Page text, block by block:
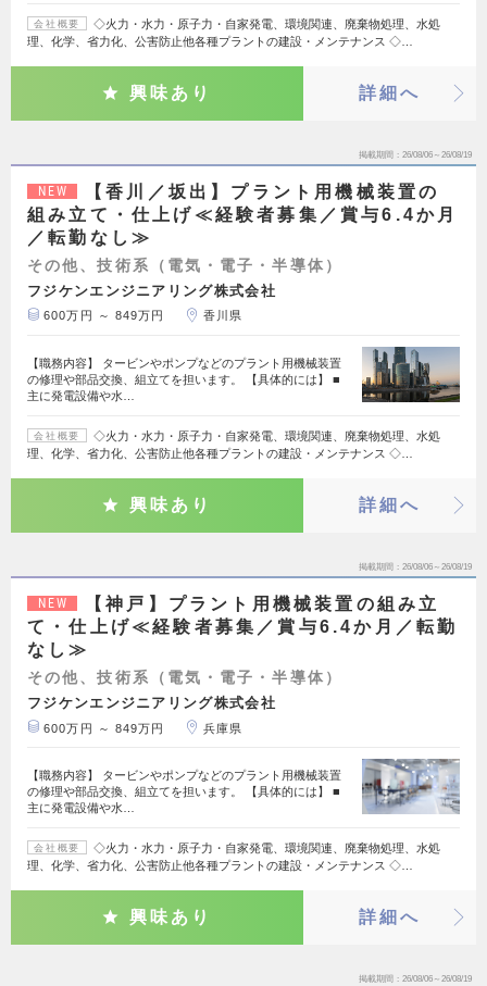
会社概要
◇火力・水力・原子力・自家発電、環境関連、廃棄物処理、水処
理、化学、省力化、公害防止他各種プラントの建設・メンテナンス ◇…
興味あり 詳細へ
掲載期間 26/08/06～26/08/19
NEW
【香川／坂出】プラント用機械装置の
組み立て・仕上げ≪経験者募集／賞与6.4か月
／転勤なし≫
その他、技術系（電気・電子・半導体）
フジケンエンジニアリング株式会社
600万円 ～ 849万円 香川県
【職務内容】 タービンやポンプなどのプラント用機械装置
の修理や部品交換、組立てを担います。 【具体的には】 ■
主に発電設備や水…
会社概要
◇火力・水力・原子力・自家発電、環境関連、廃棄物処理、水処
理、化学、省力化、公害防止他各種プラントの建設・メンテナンス ◇…
興味あり 詳細へ
掲載期間 26/08/06～26/08/19
NEW
【神戸】プラント用機械装置の組み立
て・仕上げ≪経験者募集／賞与6.4か月／転勤
なし≫
その他、技術系（電気・電子・半導体）
フジケンエンジニアリング株式会社
600万円 ～ 849万円 兵庫県
【職務内容】 タービンやポンプなどのプラント用機械装置
の修理や部品交換、組立てを担います。 【具体的には】 ■
主に発電設備や水…
会社概要
◇火力・水力・原子力・自家発電、環境関連、廃棄物処理、水処
理、化学、省力化、公害防止他各種プラントの建設・メンテナンス ◇…
興味あり 詳細へ
掲載期間 26/08/06～26/08/19